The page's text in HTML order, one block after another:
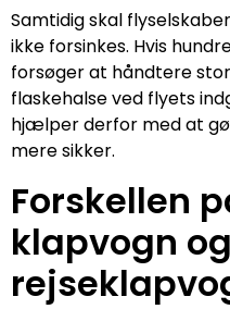
Samtidig skal
ikke forsinkes. Hvis
forsøger at håndtere
flaskehalse ved flyets
hjælper derfor med at
mere sikker.
Forskellen
klapvogn og